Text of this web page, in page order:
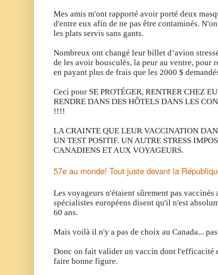
Mes amis m'ont rapporté avoir porté deux
d'entre eux afin de ne pas être contaminés.
les plats servis sans gants.
Nombreux ont changé leur billet d’avion
de les avoir bousculés, la peur au ventre, pour
en payant plus de frais que les 2000 $
Ceci pour SE PROTÉGER, RENTRER CHEZ
RENDRE DANS DES HÔTELS DANS LES
!!!!
LA CRAINTE QUE LEUR VACCINATION
UN TEST POSITIF. UN AUTRE STRESS
CANADIENS ET AUX VOYAGEURS.
57e au monde! Tout juste devant la
Les voyageurs n'étaient sûrement pas
spécialistes européens disent qu'il n'est
60 ans.
Mais voilà il n'y a pas de choix au Canada...
Donc on fait valider un vaccin dont l'efficacité
faire bonne figure.